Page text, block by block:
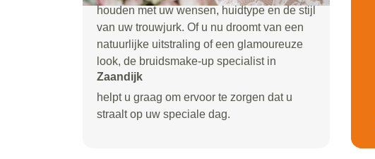
houden met uw wensen, huidtype en de stijl
van uw trouwjurk. Of u nu droomt van een
natuurlijke uitstraling of een glamoureuze
look, de bruidsmake-up specialist in
Zaandijk
helpt u graag om ervoor te zorgen dat u
straalt op uw speciale dag.